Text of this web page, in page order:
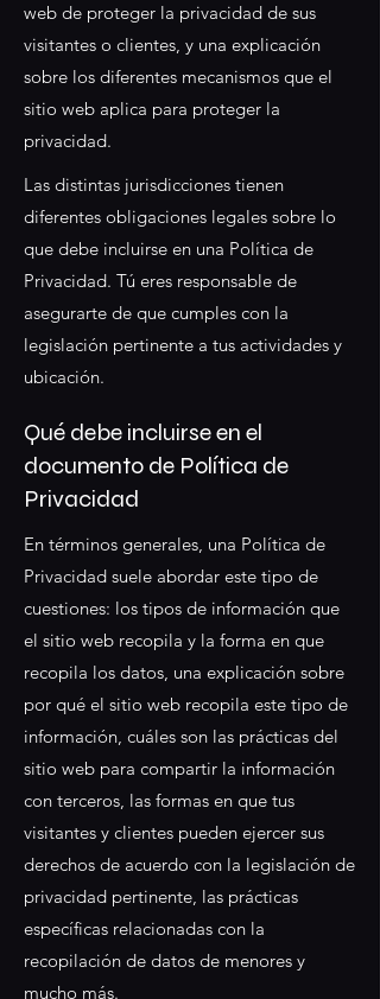
web de proteger la privacidad de sus
visitantes o clientes, y una explicación
sobre los diferentes mecanismos que el
sitio web aplica para proteger la
privacidad.
Las distintas jurisdicciones tienen
diferentes obligaciones legales sobre lo
que debe incluirse en una Política de
Privacidad. Tú eres responsable de
asegurarte de que cumples con la
legislación pertinente a tus actividades y
ubicación.
Qué debe incluirse en el
documento de Política de
Privacidad
En términos generales, una Política de
Privacidad suele abordar este tipo de
cuestiones: los tipos de información que
el sitio web recopila y la forma en que
recopila los datos, una explicación sobre
por qué el sitio web recopila este tipo de
información, cuáles son las prácticas del
sitio web para compartir la información
con terceros, las formas en que tus
visitantes y clientes pueden ejercer sus
derechos de acuerdo con la legislación de
privacidad pertinente, las prácticas
específicas relacionadas con la
recopilación de datos de menores y
mucho más.